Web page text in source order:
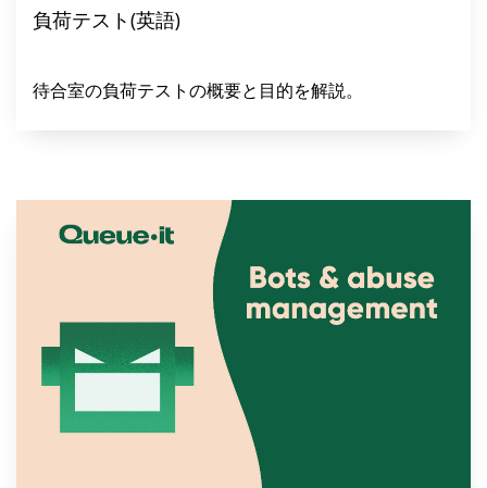
負荷テスト(英語)
待合室の負荷テストの概要と目的を解説。